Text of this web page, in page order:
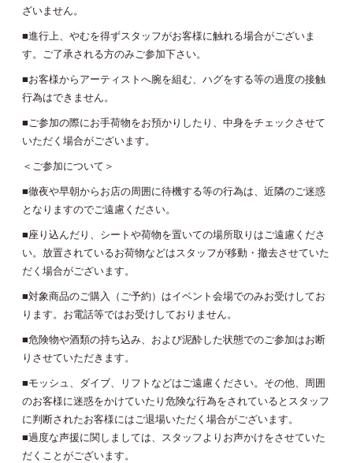
ざいません。
■進行上、やむを得ずスタッフがお客様に触れる場合がございま
す。ご了承される方のみご参加下さい。
■お客様からアーティストへ腕を組む、ハグをする等の過度の接触
行為はできません。
■ご参加の際にお手荷物をお預かりしたり、中身をチェックさせて
いただく場合がございます。
＜ご参加について＞
■徹夜や早朝からお店の周囲に待機する等の行為は、近隣のご迷惑
となりますのでご遠慮ください。
■座り込んだり、シートや荷物を置いての場所取りはご遠慮くださ
い。放置されているお荷物などはスタッフが移動・撤去させていた
だく場合がございます。
■対象商品のご購入（ご予約）はイベント会場でのみお受けしてお
ります。お電話等ではお受けしておりません。
■危険物や酒類の持ち込み、および泥酔した状態でのご参加はお断
りさせていただきます。
■モッシュ、ダイブ、リフトなどはご遠慮ください。その他、周囲
のお客様に迷惑をかけていたり危険な行為をされているとスタッフ
に判断されたお客様にはご退場いただく場合がございます。
■過度な声援に関しましては、スタッフよりお声かけをさせていた
だくことがございます。